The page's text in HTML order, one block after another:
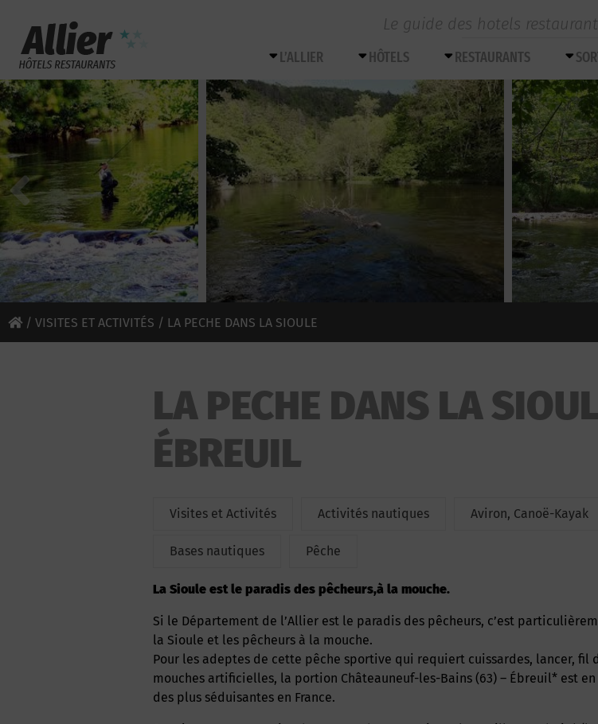
Le guide des hotels
L’ALLIER HÔTELS RESTAURANTS
/ VISITES ET ACTIVITÉS / LA PECHE DANS LA SIOULE
LA PECHE DANS LA
ÉBREUIL
Visites et Activités Activités nautiques Aviron, Canoë-Kayak
Bases nautiques Pêche
La Sioule est le paradis des pêcheurs,à la mouche.
Si le Département de l’Allier est le paradis des pêcheurs, c’est particulièrement vrai pour
la Sioule et les pêcheurs à la mouche.
Pour les adeptes de cette pêche sportive qui requiert cuissardes, lancer, fil
mouches artificielles, la portion Châteauneuf-les-Bains (63) – Ébreuil* est en
des plus séduisantes en France.